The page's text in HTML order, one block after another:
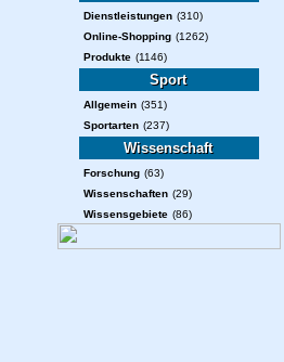
Dienstleistungen (310)
Online-Shopping (1262)
Produkte (1146)
Sport
Allgemein (351)
Sportarten (237)
Wissenschaft
Forschung (63)
Wissenschaften (29)
Wissensgebiete (86)